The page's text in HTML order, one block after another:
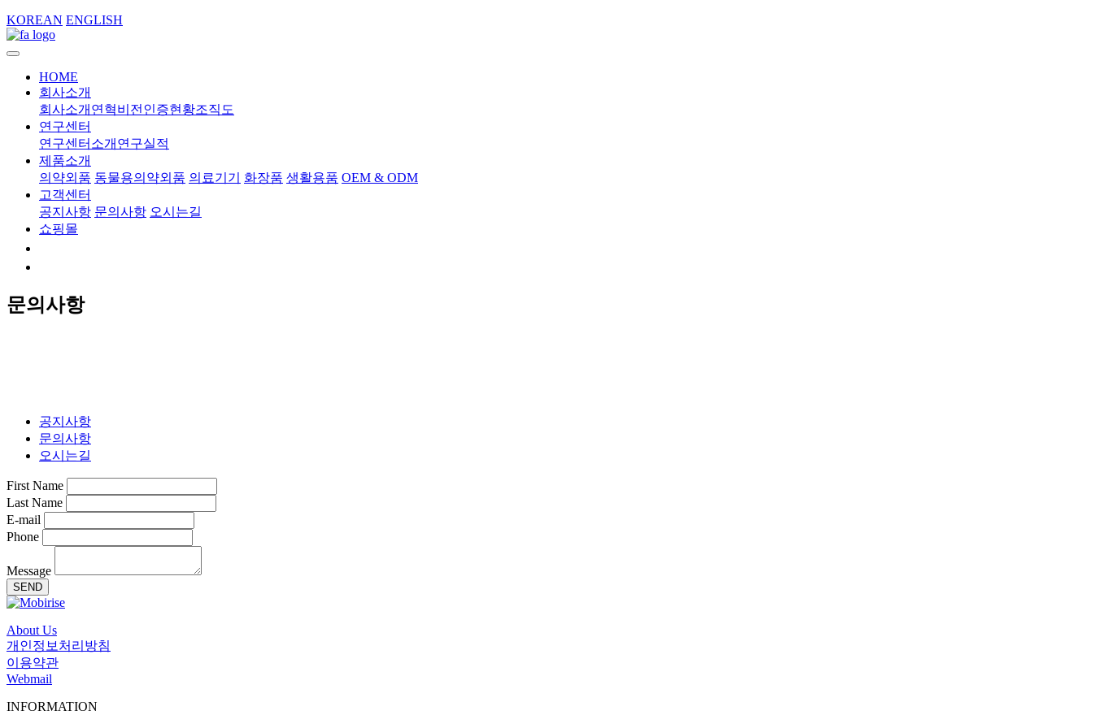
KOREAN ENGLISH
HOME
회사소개
회사소개 연혁비전 인증현황조직도
연구센터
연구센터소개 연구실적
제품소개
의약외품 동물용의약외품 의료기기 화장품 생활용품 OEM & ODM
고객센터
공지사항 문의사항 오시는길
쇼핑몰
문의사항
공지사항
문의사항
오시는길
First Name
Last Name
E-mail
Phone
Message
SEND
About Us
개인정보처리방침
이용약관
Webmail
INFORMATION